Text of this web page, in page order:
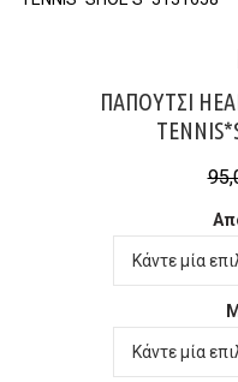
ΠΑΠΟΥΤΣΙ